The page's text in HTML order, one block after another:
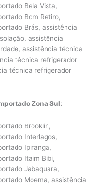
Bela Vista,
Bom Retiro,
Brás, assistência
assistência
assistência técnica
técnica refrigerador
técnica refrigerador
Zona Sul:
Brooklin,
Interlagos,
Ipiranga,
Itaim Bibi,
Jabaquara,
Moema, assistência